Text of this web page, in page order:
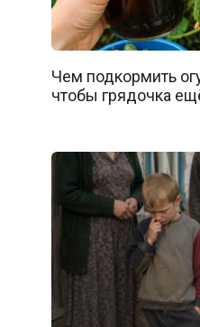
Чем подкормить
чтобы грядочка